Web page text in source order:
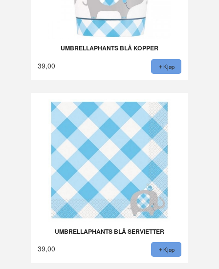
UMBRELLAPHANTS BLÅ KOPPER
39,00 Kjøp
UMBRELLAPHANTS BLÅ SERVIETTER
39,00 Kjøp